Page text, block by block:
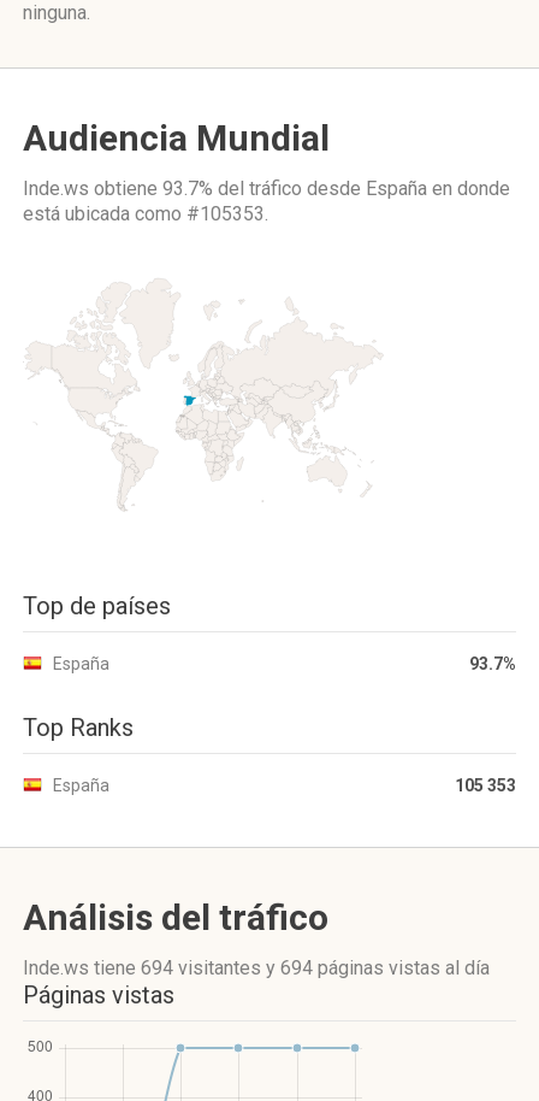
ninguna.
Audiencia Mundial
Inde.ws obtiene 93.7% del tráfico desde España en donde
está ubicada como #105353.
Top de países
España 93.7%
Top Ranks
España 105 353
Análisis del tráfico
Inde.ws tiene 694 visitantes y 694 páginas vistas al día
Páginas vistas